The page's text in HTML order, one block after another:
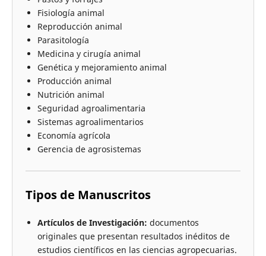
Fisiología animal
Reproducción animal
Parasitología
Medicina y cirugía animal
Genética y mejoramiento animal
Producción animal
Nutrición animal
Seguridad agroalimentaria
Sistemas agroalimentarios
Economía agrícola
Gerencia de agrosistemas
Tipos de Manuscritos
Artículos de Investigación: documentos
originales que presentan resultados inéditos de
estudios científicos en las ciencias agropecuarias.